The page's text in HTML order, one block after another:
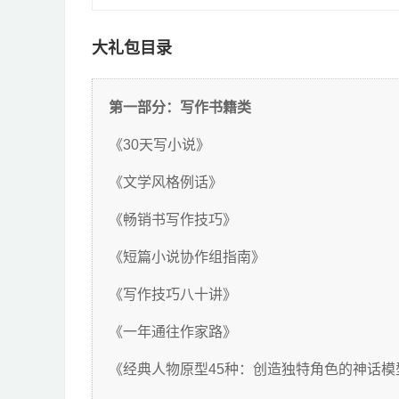
大礼包目录
第一部分：写作书籍类
《30天写小说》
《文学风格例话》
《畅销书写作技巧》
《短篇小说协作组指南》
《写作技巧八十讲》
《一年通往作家路》
《经典人物原型45种：创造独特角色的神话模